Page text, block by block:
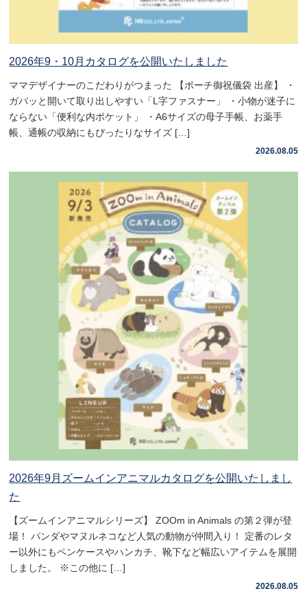
2026年9・10月カタログを公開いたしました
ママデザイナーのこだわりがつまった 【ポーチ御祝儀袋 出産】 ・
ガバッと開いて取り出しやすい「L字ファスナー」 ・小物が迷子に
ならない「便利な内ポケット」 ・A6サイズの母子手帳、お薬手
帳、通帳の収納にもぴったりなサイズ […]
2026.08.05
2026年9月ズームインアニマルカタログを公開いたしまし
た
【ズームインアニマルシリーズ】 ZOOm in Animals の第２弾が登
場！ パンダやマヌルネコなど人気の動物が仲間入り！ 定番のレタ
ー以外にもペンケースやハンカチ、靴下など幅広いアイテムを展開
しました。 ※この他に […]
2026.08.05